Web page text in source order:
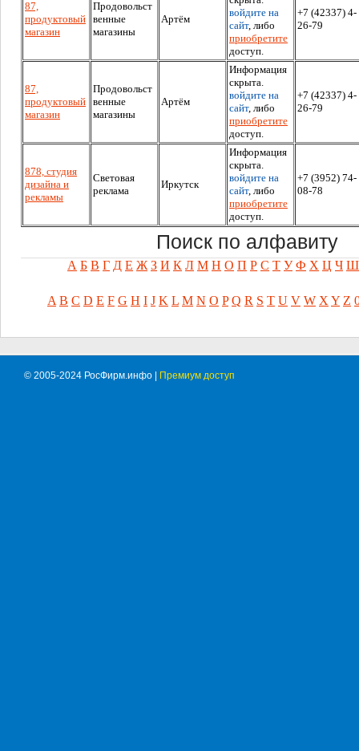
87,
продуктовый
магазин
Продовольст
венные
магазины
Артём
войдите на
сайт, либо
приобретите
доступ.
+7 (42337) 4-
26-79
87,
продуктовый
магазин
Продовольст
венные
магазины
Артём
Информация
скрыта.
войдите на
сайт, либо
приобретите
доступ.
+7 (42337) 4-
26-79
878, студия
дизайна и
рекламы
Световая
реклама
Иркутск
Информация
скрыта.
войдите на
сайт, либо
приобретите
доступ.
+7 (3952) 74-
08-78
Поиск по алфавиту
А Б В Г Д Е Ж З И К Л М Н О П Р С Т У Ф Х Ц Ч Ш
A B C D E F G H I J K L M N O P Q R S T U V W X Y Z
© 2005-2024 РосФирм.инфо | Премиум доступ